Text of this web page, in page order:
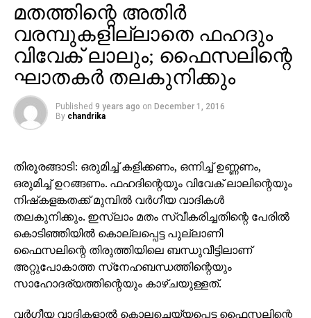
മതത്തിന്റെ അതിര്‍
വരമ്പുകളില്ലാതെ ഫഹദും
വിവേക് ലാലും; ഫൈസലിന്റെ
ഘാതകര്‍ തലകുനിക്കും
Published 9 years ago on December 1, 2016
By chandrika
തിരൂരങ്ങാടി: ഒരുമിച്ച് കളിക്കണം, ഒന്നിച്ച് ഉണ്ണണം,
ഒരുമിച്ച് ഉറങ്ങണം. ഫഹദിന്റെയും വിവേക് ലാലിന്റെയും
നിഷ്‌കളങ്കതക്ക് മുമ്പില്‍ വര്‍ഗീയ വാദികള്‍
തലകുനിക്കും. ഇസ്ലാം മതം സ്വീകരിച്ചതിന്റെ പേരില്‍
കൊടിഞ്ഞിയില്‍ കൊല്ലപ്പെട്ട പുല്ലാണി
ഫൈസലിന്റെ തിരുത്തിയിലെ ബന്ധുവീട്ടിലാണ്
അറ്റുപോകാത്ത സ്‌നേഹബന്ധത്തിന്റെയും
സാഹോദര്യത്തിന്റെയും കാഴ്ചയുള്ളത്.
വര്‍ഗീയ വാദികളാല്‍ കൊലചെയ്യപ്പെട്ട ഫൈസലിന്റെ